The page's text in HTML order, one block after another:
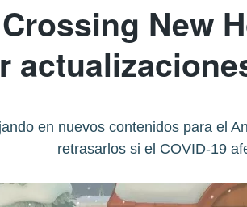
New
en nuevos contenidos para el
retrasarlos si el COVID-19